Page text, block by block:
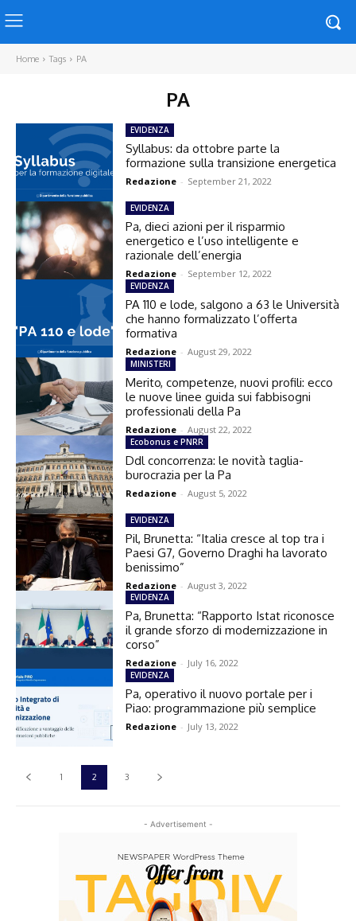
Home Tags PA
PA
- Advertisement -
EVIDENZA
Syllabus: da ottobre parte la
formazione sulla transizione energetica
Redazione - September 21, 2022
EVIDENZA
Pa, dieci azioni per il risparmio
energetico e l’uso intelligente e
razionale dell’energia
Redazione - September 12, 2022
EVIDENZA
PA 110 e lode, salgono a 63 le Università
che hanno formalizzato l’offerta
formativa
Redazione - August 29, 2022
MINISTERI
Merito, competenze, nuovi profili: ecco
le nuove linee guida sui fabbisogni
professionali della Pa
Redazione - August 22, 2022
Ecobonus e PNRR
Ddl concorrenza: le novità taglia-
burocrazia per la Pa
Redazione - August 5, 2022
EVIDENZA
Pil, Brunetta: “Italia cresce al top tra i
Paesi G7, Governo Draghi ha lavorato
benissimo”
Redazione - August 3, 2022
EVIDENZA
Pa, Brunetta: “Rapporto Istat riconosce
il grande sforzo di modernizzazione in
corso”
Redazione - July 16, 2022
EVIDENZA
Pa, operativo il nuovo portale per i
Piao: programmazione più semplice
Redazione - July 13, 2022
1 2 3